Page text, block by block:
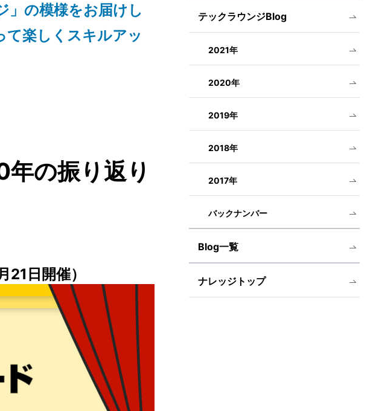
」の模様をお届けし
て楽しくスキルアッ
の振り返り
日開催）
テックラウンジBlog
2021年
2020年
2019年
2018年
2017年
バックナンバー
Blog一覧
ナレッジトップ